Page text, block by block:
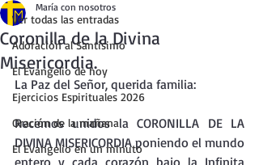
Ver todas las entradas
Adoración al Santísimo
El Evangelio de hoy
Ejercicios Espirituales 2026
Oración de la mañana
El Evangelio en un minuto
Coronilla de la Divina
Misericordia.
María con nosotros
La Paz del Señor, querida familia:
Recemos unidos la CORONILLA DE LA
DIVINA MISERICORDIA poniendo el mundo
entero y cada corazón bajo la Infinita